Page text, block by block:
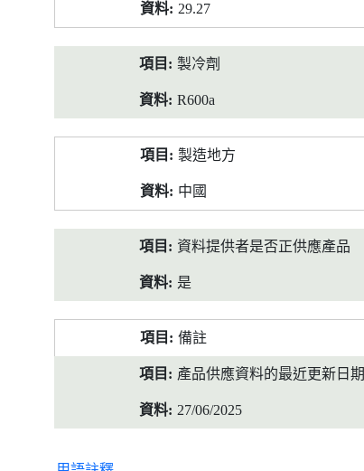
29.27
製冷劑
R600a
製造地方
中國
資料提供者是否正供應產品
是
備註
產品供應資料的最近更新日期
27/06/2025